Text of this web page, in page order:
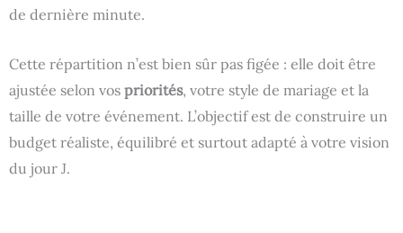
de dernière minute.
Cette répartition n’est bien sûr pas figée : elle doit être
ajustée selon vos priorités, votre style de mariage et la
taille de votre événement. L’objectif est de construire un
budget réaliste, équilibré et surtout adapté à votre vision
du jour J.